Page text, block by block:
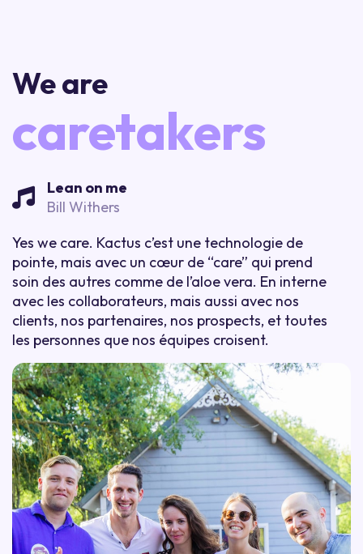
We are
caretakers
Lean on me
Bill Withers
Yes we care. Kactus c’est une technologie de
pointe, mais avec un cœur de “care” qui prend
soin des autres comme de l’aloe vera. En interne
avec les collaborateurs, mais aussi avec nos
clients, nos partenaires, nos prospects, et toutes
les personnes que nos équipes croisent.